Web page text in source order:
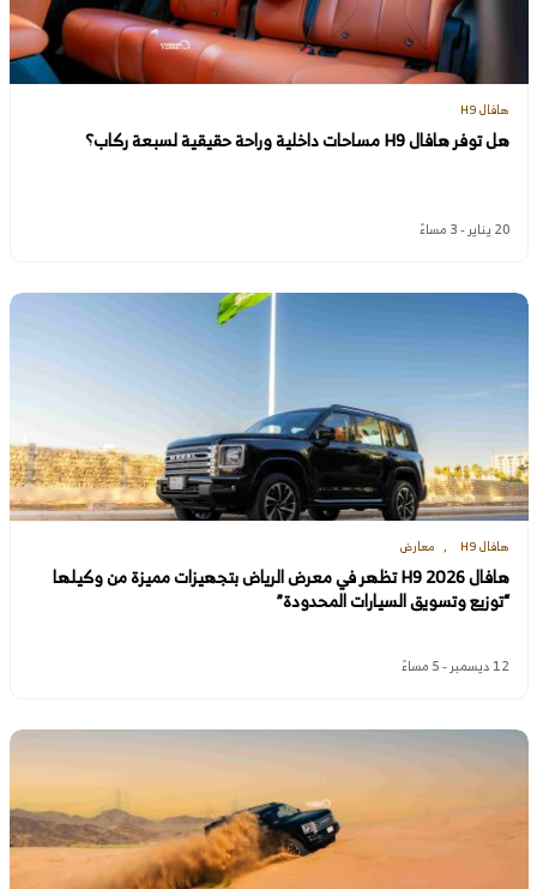
هافال H9
هل توفر هافال H9 مساحات داخلية وراحة حقيقية لسبعة ركاب؟
20 يناير - 3 مساءً
هافال H9 معارض
هافال H9 2026 تظهر في معرض الرياض بتجهيزات مميزة من وكيلها
“توزيع وتسويق السيارات المحدودة”
12 ديسمبر - 5 مساءً